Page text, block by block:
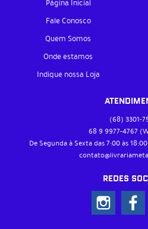
Página Inicial
Fale Conosco
Quem Somos
Onde estamos
Indique nossa Loja
(68) 3301-
68 9 9977-4767
De Segunda à Sexta das 7:00 às
REDES